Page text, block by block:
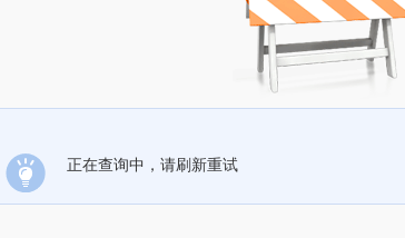
正在查询中，请刷新重试